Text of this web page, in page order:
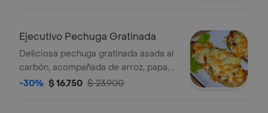
Ejecutivo Pechuga Gratinada
Deliciosa pechuga gratinada asada al
carbón, acompañada de arroz, papa,
plátano, ensalada y sopa del día.
-30% $ 16.750 $ 23.900